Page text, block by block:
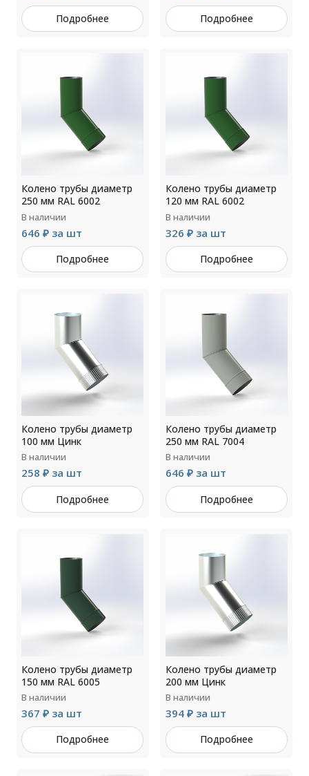
Подробнее Подробнее
Колено трубы диаметр
250 мм RAL 6002
В наличии
646 ₽ за шт
Подробнее
Колено трубы диаметр
120 мм RAL 6002
В наличии
326 ₽ за шт
Подробнее
Колено трубы диаметр
100 мм Цинк
В наличии
258 ₽ за шт
Подробнее
Колено трубы диаметр
250 мм RAL 7004
В наличии
646 ₽ за шт
Подробнее
Колено трубы диаметр
150 мм RAL 6005
В наличии
367 ₽ за шт
Подробнее
Колено трубы диаметр
200 мм Цинк
В наличии
394 ₽ за шт
Подробнее